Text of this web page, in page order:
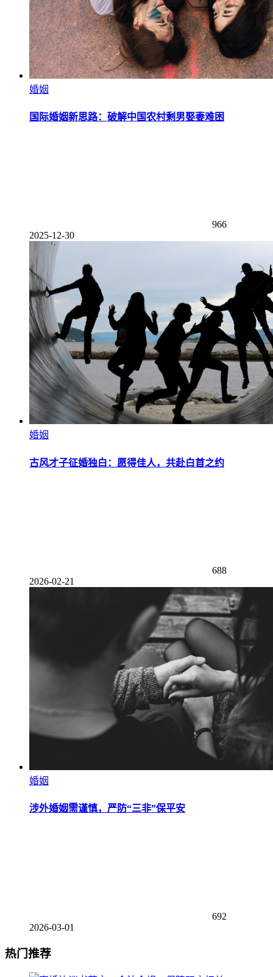
婚姻
国际婚姻新思路：破解中国农村剩男娶妻难困
966
2025-12-30
婚姻
古风才子征婚独白：愿得佳人，共赴白首之约
688
2026-02-21
婚姻
涉外婚姻需谨慎，严防“三非”保平安
692
2026-03-01
热门推荐